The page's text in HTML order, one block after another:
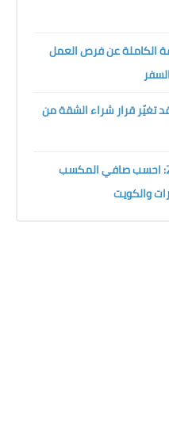
2026: الحقيقة الكاملة عن فرص العمل
تغيّر قرار شراء الشقة من
قبل ما تسافر الخليج في 2026: احسب صافي المكسب
والكويت